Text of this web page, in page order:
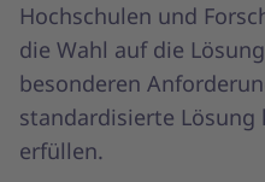
Hochschulen und
die Wahl auf die
besonderen
standardisierte Lösung
erfüllen.